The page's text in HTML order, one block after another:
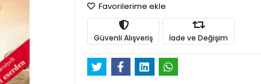
Favorilerime ekle
Güvenli Alışveriş İade ve Değişim